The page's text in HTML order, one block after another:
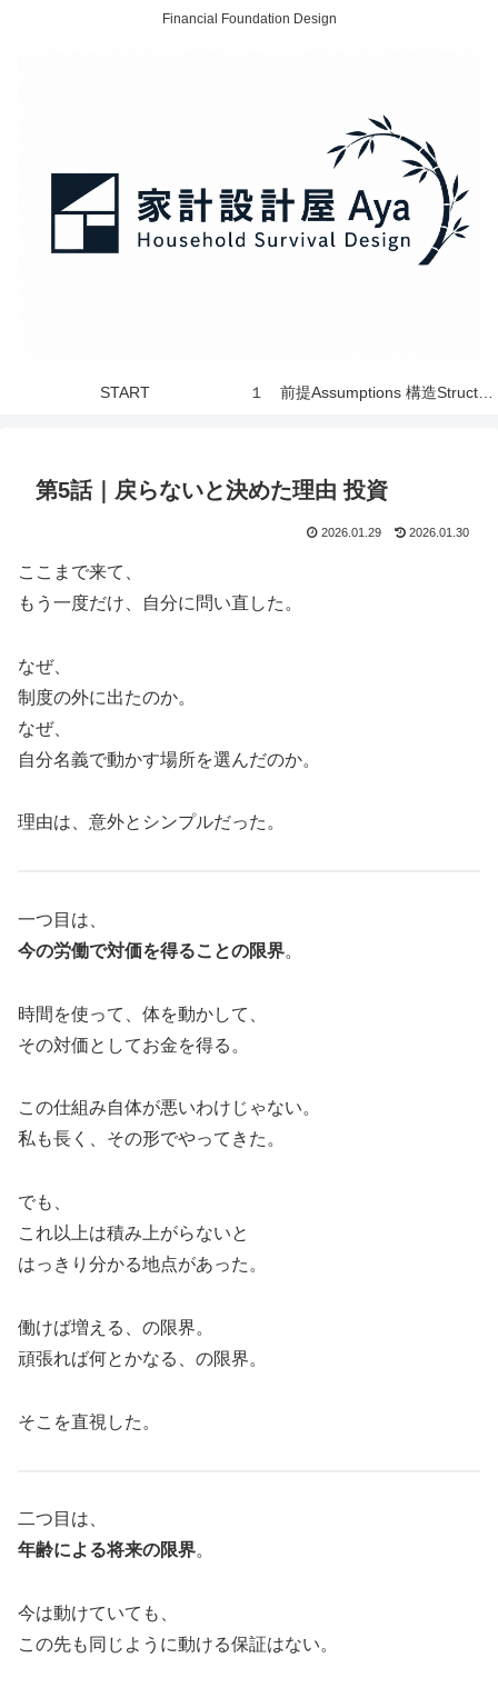
Financial Foundation Design
START
第5話｜戻らないと決めた理由 投資
2026.01.29 2026.01.30
ここまで来て、
もう一度だけ、自分に問い直した。
なぜ、
制度の外に出たのか。
なぜ、
自分名義で動かす場所を選んだのか。
理由は、意外とシンプルだった。
一つ目は、
今の労働で対価を得ることの限界。
時間を使って、体を動かして、
その対価としてお金を得る。
この仕組み自体が悪いわけじゃない。
私も長く、その形でやってきた。
でも、
これ以上は積み上がらないと
はっきり分かる地点があった。
働けば増える、の限界。
頑張れば何とかなる、の限界。
そこを直視した。
二つ目は、
年齢による将来の限界。
今は動けていても、
この先も同じように動ける保証はない。